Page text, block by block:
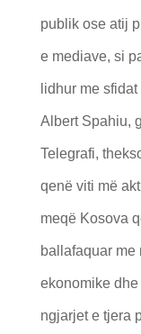
publik ose atij
e mediave, si
lidhur me
Albert Spahiu,
Telegrafi,
qenë viti më
meqë Kosova
ballafaquar me
ekonomike
ngjarjet e tjera